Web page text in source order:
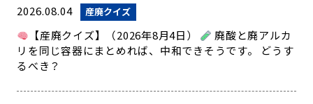
2026.08.04 産廃クイズ
【産廃クイズ】（2026年8月4日）
廃酸と廃アルカ
リを同じ容器にまとめれば、中和できそうです。 どうす
るべき？